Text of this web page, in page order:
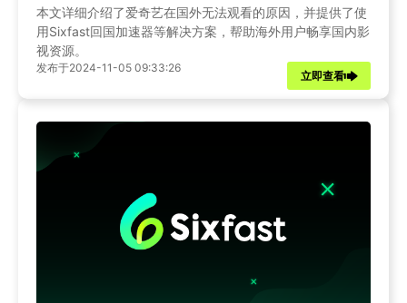
本文详细介绍了爱奇艺在国外无法观看的原因，并提供了使
用Sixfast回国加速器等解决方案，帮助海外用户畅享国内影
视资源。
发布于2024-11-05 09:33:26
立即查看